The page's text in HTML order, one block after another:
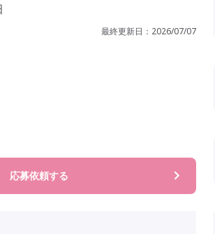
最終更新日： 2026/07/07
応募依頼する